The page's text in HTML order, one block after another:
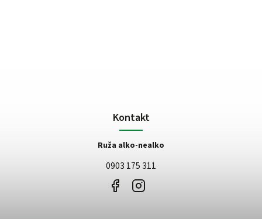
Kontakt
Ruža alko-nealko
0903 175 311